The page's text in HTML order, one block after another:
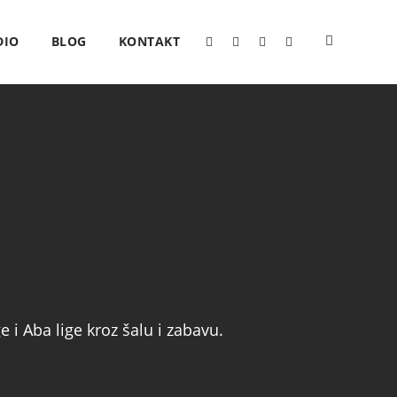
BLOG KONTAKT
i Aba lige kroz šalu i zabavu.